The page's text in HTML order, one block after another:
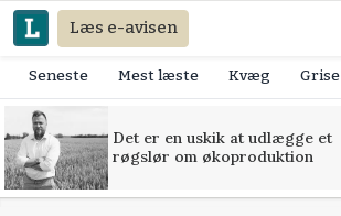
Læs e-avisen
Seneste Mest læste Kvæg Grise
Det er en uskik at udlægge et
røgslør om økoproduktion